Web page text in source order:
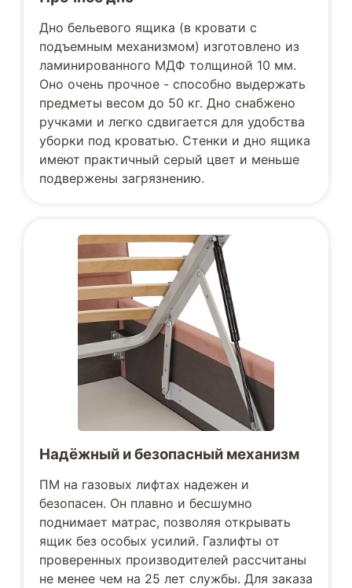
Дно бельевого ящика (в кровати с
подъемным механизмом) изготовлено из
ламинированного МДФ толщиной 10 мм.
Оно очень прочное - способно выдержать
предметы весом до 50 кг. Дно снабжено
ручками и легко сдвигается для удобства
уборки под кроватью. Стенки и дно ящика
имеют практичный серый цвет и меньше
подвержены загрязнению.
Надёжный и безопасный механизм
ПМ на газовых лифтах надежен и
безопасен. Он плавно и бесшумно
поднимает матрас, позволяя открывать
ящик без особых усилий. Газлифты от
проверенных производителей рассчитаны
не менее чем на 25 лет службы. Для заказа